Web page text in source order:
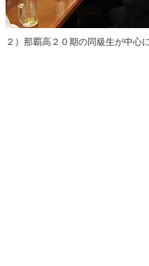
２）那覇高２０期の同級生が中心